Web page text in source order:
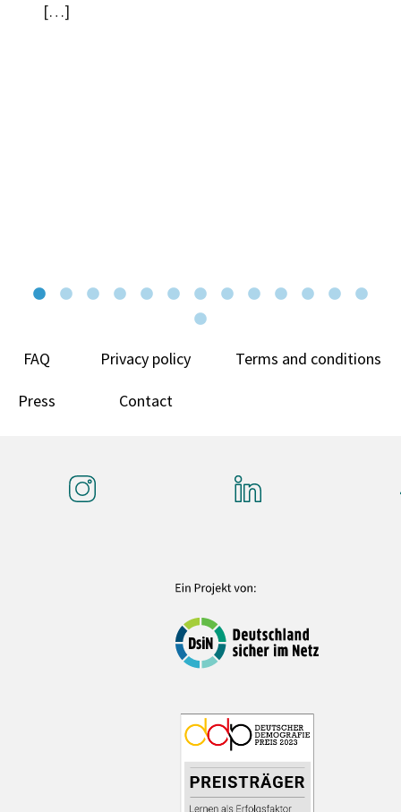
[…]
FAQ Privacy policy Terms and conditions
Press Contact